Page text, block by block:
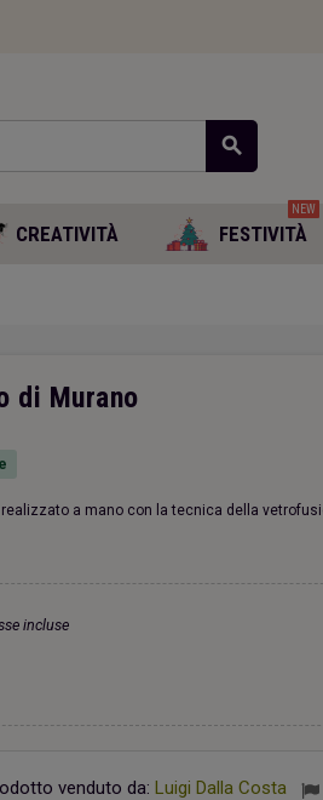
search
CREATIVITÀ FESTIVITÀ
NEW
26,00 €
di Murano
realizzato a mano con la tecnica della
incluse
venduto da: Luigi Dalla Costa